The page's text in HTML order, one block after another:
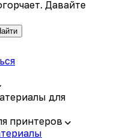
Давайте
для
принтеров